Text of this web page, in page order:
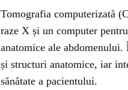
Tomografia computerizată
raze X și un computer
anatomice ale abdomenului.
și structuri anatomice, iar
sănătate a pacientului.